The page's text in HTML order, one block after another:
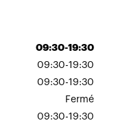
09:30-19:30
09:30-19:30
09:30-19:30
Fermé
09:30-19:30